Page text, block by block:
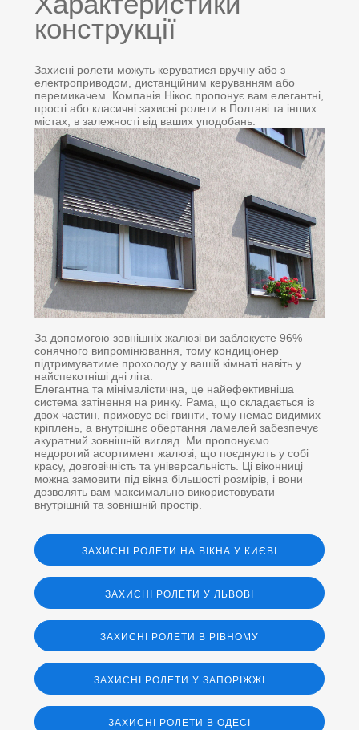
конструкції
Захисні ролети можуть керуватися вручну або з
електроприводом, дистанційним керуванням або
перемикачем. Компанія Нікос пропонує вам елегантні,
прості або класичні захисні ролети в Полтаві та інших
містах, в залежності від ваших уподобань.
За допомогою зовнішніх жалюзі ви заблокуєте 96%
сонячного випромінювання, тому кондиціонер
підтримуватиме прохолоду у вашій кімнаті навіть у
найспекотніші дні літа.
Елегантна та мінімалістична, це найефективніша
система затінення на ринку. Рама, що складається із
двох частин, приховує всі гвинти, тому немає видимих ​​
кріплень, а внутрішнє обертання ламелей забезпечує
акуратний зовнішній вигляд. Ми пропонуємо
недорогий асортимент жалюзі, що поєднують у собі
красу, довговічність та універсальність. Ці віконниці
можна замовити під вікна більшості розмірів, і вони
дозволять вам максимально використовувати
внутрішній та зовнішній простір.
ЗАХИСНІ РОЛЕТИ НА ВІКНА У КИЄВІ
ЗАХИСНІ РОЛЕТИ У ЛЬВОВІ
ЗАХИСНІ РОЛЕТИ В РІВНОМУ
ЗАХИСНІ РОЛЕТИ У ЗАПОРІЖЖІ
ЗАХИСНІ РОЛЕТИ В ОДЕСІ